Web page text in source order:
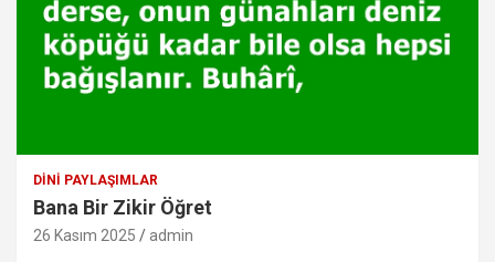
DINI PAYLAŞIMLAR
Bana Bir Zikir Öğret
26 Kasım 2025 admin